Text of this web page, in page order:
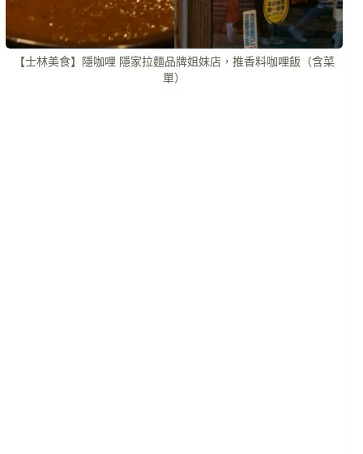
【士林美食】隱咖哩 隱家拉麵品牌姐妹店，推香料咖哩飯（含菜
單）